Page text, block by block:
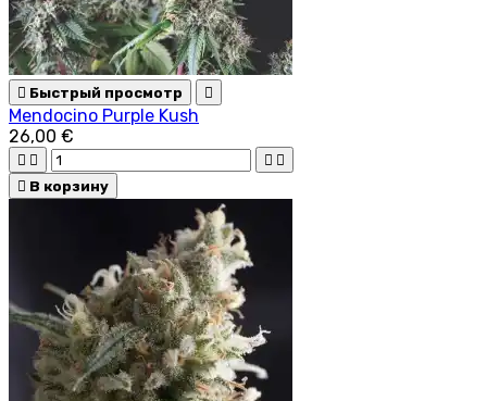
 Быстрый просмотр 
Mendocino Purple Kush
26,00 €
   
 В корзину